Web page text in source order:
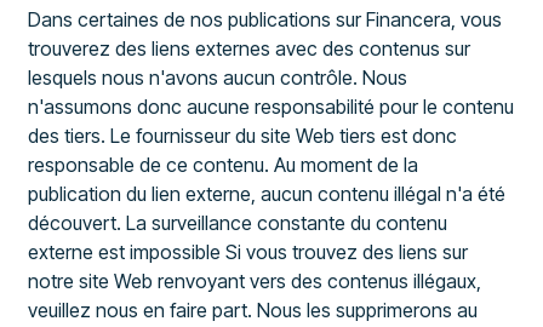
Dans certaines de nos publications sur Financera, vous
trouverez des liens externes avec des contenus sur
lesquels nous n'avons aucun contrôle. Nous
n'assumons donc aucune responsabilité pour le contenu
des tiers. Le fournisseur du site Web tiers est donc
responsable de ce contenu. Au moment de la
publication du lien externe, aucun contenu illégal n'a été
découvert. La surveillance constante du contenu
externe est impossible Si vous trouvez des liens sur
notre site Web renvoyant vers des contenus illégaux,
veuillez nous en faire part. Nous les supprimerons au